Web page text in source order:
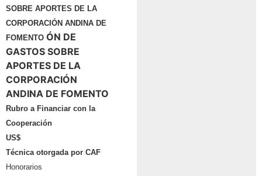
SOBRE APORTES DE LA
CORPORACI ÓN ANDINA DE
FOMENTO ÓN DE
GASTOS SOBRE
APORTES DE LA
CORPORACIÓN
ANDINA DE FOMENTO
Rubro a Financiar con la
Cooperación
US$
Técnica otorgada por CAF
Honorarios